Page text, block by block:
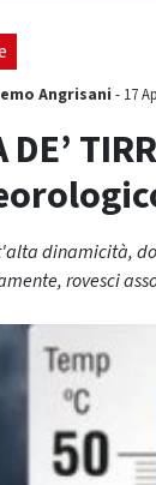
Angrisani - 17
DE’
dinamicità,
rovesci